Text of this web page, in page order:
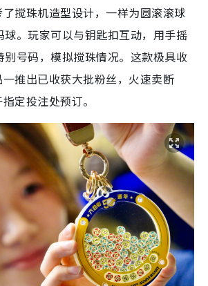
搅珠机造型设计，一样为圆滚滚球
。玩家可以与钥匙扣互动，用手摇
别号码，模拟搅珠情况。这款极具收
推出已收获大批粉丝，火速卖断
定投注处预订。